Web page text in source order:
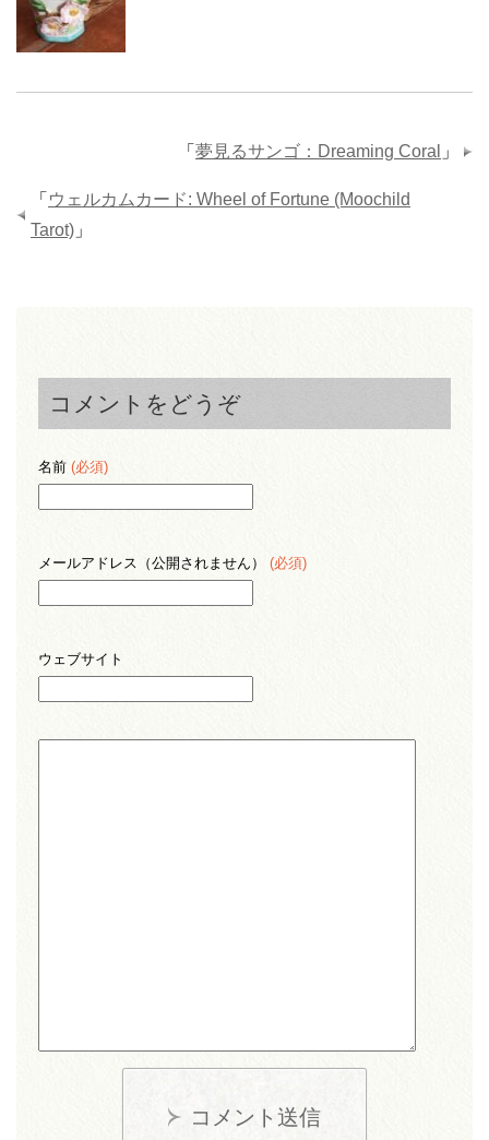
「 夢見るサンゴ：Dreaming Coral 」
「 ウェルカムカード: Wheel of Fortune (Moochild
Tarot) 」
コメントをどうぞ
名前 (必須)
メールアドレス（公開されません） (必須)
ウェブサイト
コメント送信